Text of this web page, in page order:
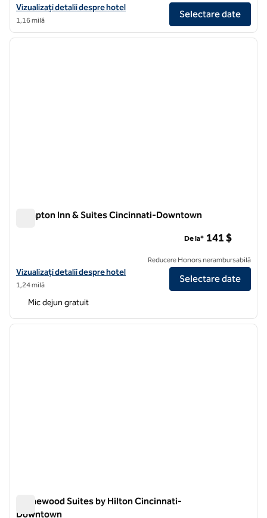
Vizualizați detaliile hotelului Hilton Cincinnati Netherland Plaza
Vizualizați detalii despre hotel
1,16 milă
Selectare date
1/12
1 din 12
Hampton Inn & Suites Cincinnati-Downtown
Vizualizați detaliile hotelului Hampton Inn & Suites Cincinnati-
Vizualizați detalii despre hotel
1,24 milă
De la* 141 $
Reducere Honors nerambursabilă
Selectare date
Mic dejun gratuit
1 din 11
Homewood Suites by Hilton Cincinnati-
Downtown